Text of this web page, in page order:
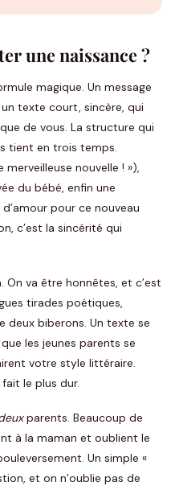
une naissance ?
magique. Un message
texte court, sincère, qui
de vous. La structure qui
tient en trois temps.
merveilleuse nouvelle ! »),
du bébé, enfin une
pour ce nouveau
c’est la sincérité qui
va être honnêtes, et c’est
tirades poétiques,
deux biberons. Un texte se
les jeunes parents se
votre style littéraire.
le plus dur.
parents. Beaucoup de
à la maman et oublient le
Un simple «
et on n’oublie pas de